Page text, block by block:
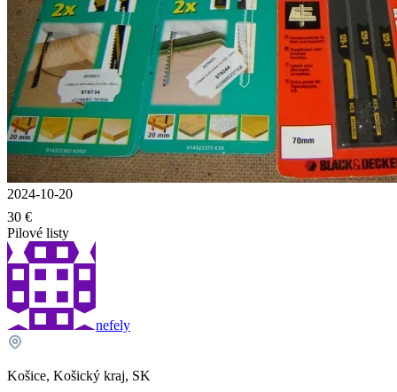
2024-10-20
30 €
Pilové listy
nefely
Košice, Košický kraj, SK